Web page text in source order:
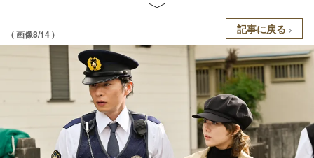
( 画像8/14 ) 記事に戻る